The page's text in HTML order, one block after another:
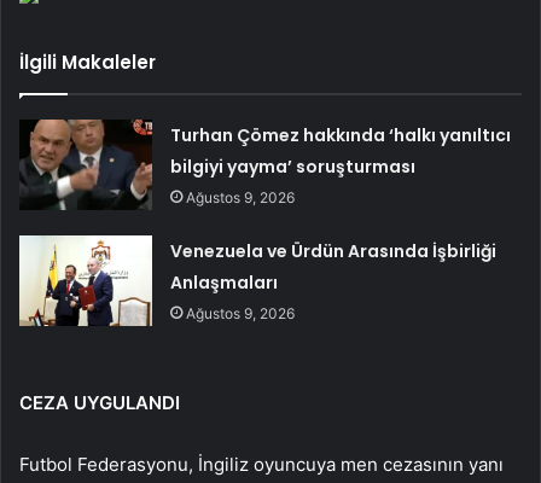
İlgili Makaleler
Turhan Çömez hakkında ‘halkı yanıltıcı
bilgiyi yayma’ soruşturması
Ağustos 9, 2026
Venezuela ve Ürdün Arasında İşbirliği
Anlaşmaları
Ağustos 9, 2026
CEZA UYGULANDI
Futbol Federasyonu, İngiliz oyuncuya men cezasının yanı